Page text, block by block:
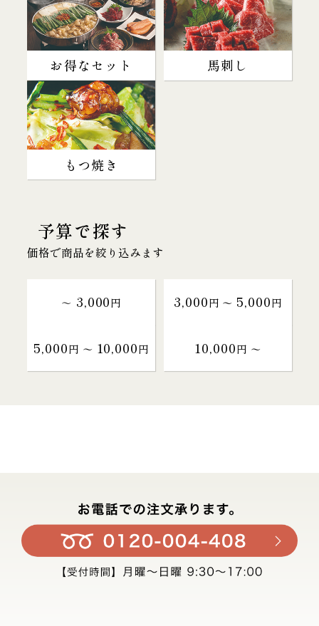
お得なセット 馬刺し
もつ焼き
予算で探す
価格で商品を絞り込みます
～ 3,000円 3,000円 〜 5,000円
5,000円 〜 10,000円 10,000円 〜